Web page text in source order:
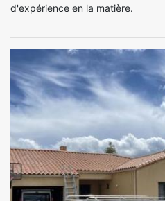
d'expérience en la matière.